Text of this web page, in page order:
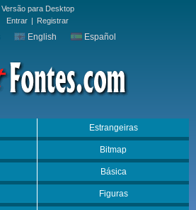
Versão para Desktop
Entrar | Registrar
English Español
Estrangeiras
Bitmap
Básica
Figuras